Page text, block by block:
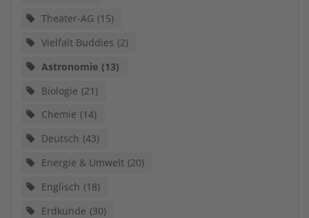
Theater-AG 15
Vielfalt Buddies 2
Astronomie 13
Biologie 21
Chemie 14
Deutsch 43
Energie & Umwelt 20
Englisch 18
Erdkunde 30